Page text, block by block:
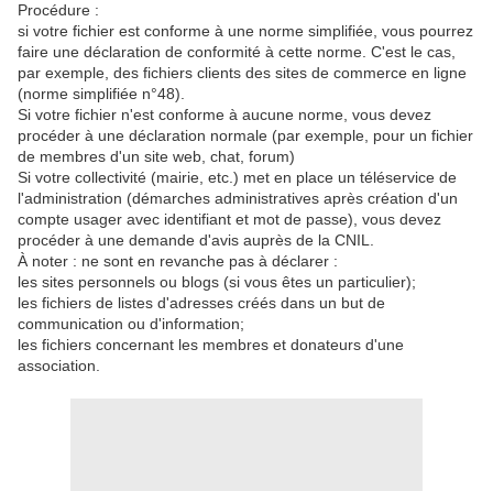
Procédure :
si votre fichier est conforme à une norme simplifiée, vous pourrez
faire une déclaration de conformité à cette norme. C'est le cas,
par exemple, des fichiers clients des sites de commerce en ligne
(norme simplifiée n°48).
Si votre fichier n'est conforme à aucune norme, vous devez
procéder à une déclaration normale (par exemple, pour un fichier
de membres d'un site web, chat, forum)
Si votre collectivité (mairie, etc.) met en place un téléservice de
l'administration (démarches administratives après création d'un
compte usager avec identifiant et mot de passe), vous devez
procéder à une demande d'avis auprès de la CNIL.
À noter : ne sont en revanche pas à déclarer :
les sites personnels ou blogs (si vous êtes un particulier);
les fichiers de listes d'adresses créés dans un but de
communication ou d'information;
les fichiers concernant les membres et donateurs d'une
association.